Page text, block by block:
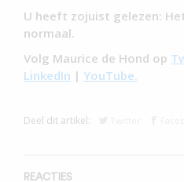
U heeft zojuist gelezen:
normaal.
Volg Maurice de Hond op
LinkedIn | YouTube.
Deel dit artikel:
REACTIES